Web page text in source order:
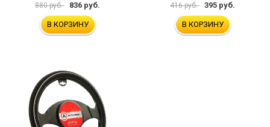
880 руб. 836 руб.
В КОРЗИНУ
416 руб. 395 руб.
В КОРЗИНУ